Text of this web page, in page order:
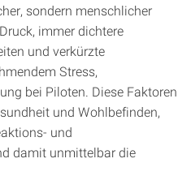
sondern menschlicher
immer dichtere
und verkürzte
Stress,
bei Piloten. Diese Faktoren
und Wohlbefinden,
und
damit unmittelbar die